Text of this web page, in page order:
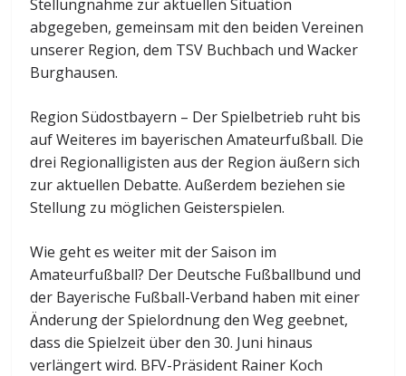
Stellungnahme zur aktuellen Situation
abgegeben, gemeinsam mit den beiden Vereinen
unserer Region, dem TSV Buchbach und Wacker
Burghausen.
Region Südostbayern – Der Spielbetrieb ruht bis
auf Weiteres im bayerischen Amateurfußball. Die
drei Regionalligisten aus der Region äußern sich
zur aktuellen Debatte. Außerdem beziehen sie
Stellung zu möglichen Geisterspielen.
Wie geht es weiter mit der Saison im
Amateurfußball? Der Deutsche Fußballbund und
der Bayerische Fußball-Verband haben mit einer
Änderung der Spielordnung den Weg geebnet,
dass die Spielzeit über den 30. Juni hinaus
verlängert wird. BFV-Präsident Rainer Koch